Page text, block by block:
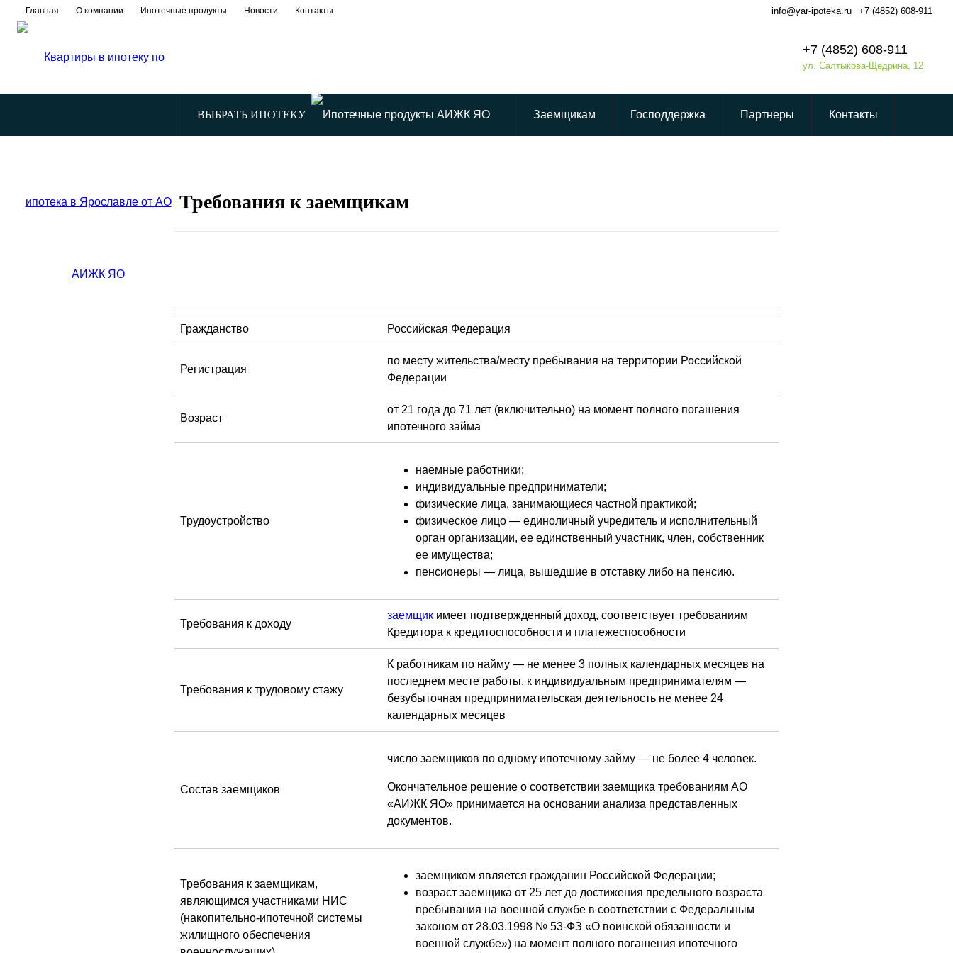
Главная О компании Ипотечные продукты Новости Контакты info@yar-ipoteka.ru +7 (4852) 608-911
+7 (4852) 608-911
ул. Салтыкова-Щедрина, 12
ВЫБРАТЬ ИПОТЕКУ Заемщикам Господдержка Партнеры Контакты
Требования к заемщикам
Гражданство Российская Федерация
Регистрация
по месту жительства/месту пребывания на территории Российской
Федерации
Возраст
от 21 года до 71 лет (включительно) на момент полного погашения
ипотечного займа
Трудоустройство
наемные работники;
индивидуальные предприниматели;
физические лица, занимающиеся частной практикой;
физическое лицо — единоличный учредитель и исполнительный
орган организации, ее единственный участник, член, собственник
ее имущества;
пенсионеры — лица, вышедшие в отставку либо на пенсию.
Требования к доходу
заемщик имеет подтвержденный доход, соответствует требованиям
Кредитора к кредитоспособности и платежеспособности
Требования к трудовому стажу
К работникам по найму — не менее 3 полных календарных месяцев на
последнем месте работы, к индивидуальным предпринимателям —
безубыточная предпринимательская деятельность не менее 24
календарных месяцев
Состав заемщиков
число заемщиков по одному ипотечному займу — не более 4 человек.
Окончательное решение о соответствии заемщика требованиям АО
«АИЖК ЯО» принимается на основании анализа представленных
документов.
Требования к заемщикам,
являющимся участниками НИС
(накопительно-ипотечной системы
жилищного обеспечения
заемщиком является гражданин Российской Федерации;
возраст заемщика от 25 лет до достижения предельного возраста
пребывания на военной службе в соответствии с Федеральным
законом от 28.03.1998 № 53-ФЗ «О воинской обязанности и
военной службе») на момент полного погашения ипотечного